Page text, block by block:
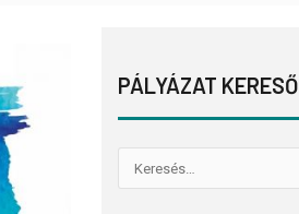
PÁLYÁZAT KERESŐ